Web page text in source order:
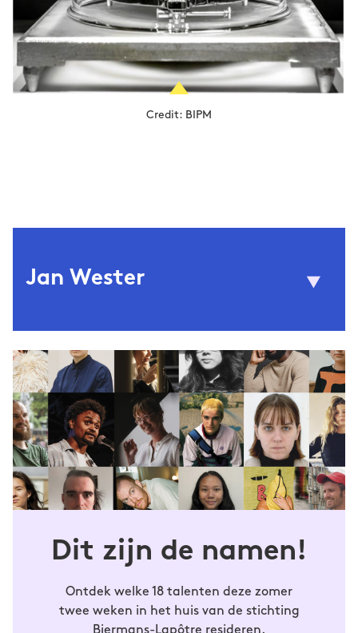
Credit: BIPM
Jan Wester
Jan Wester(1995) is schrijver en beeldhouwer.
Hij studeerde Beeld & Taal aan de Gerrit
Rietveld Academie en Wijsbegeerte aan de
UvA. Hij nam deel aan het Slow Writing Lab
van het Nederlands Letterenfonds en werkt
op dit moment onder redactionele
begeleiding van Rob van Essen aan zijn
debuutromanKoeman. Lees meer op zijn
janwester.com.
Dit zijn de namen!
Ontdek welke 18 talenten deze zomer
twee weken in het huis van de stichting
Biermans-Lapôtre resideren.